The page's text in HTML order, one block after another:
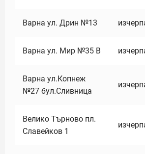
Варна ул. Дрин №13
Варна ул. Мир №35 В
Варна ул.Копнеж
№27 бул.Сливница
Велико Търново пл.
Славейков 1